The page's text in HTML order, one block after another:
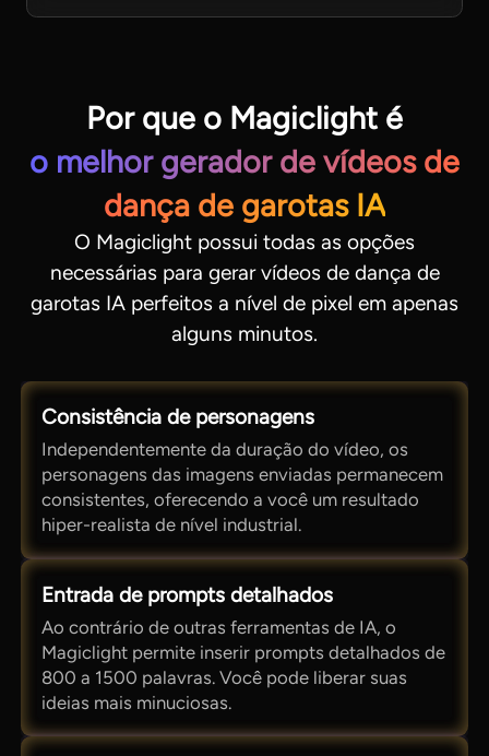
Por que o Magiclight é
o melhor gerador de vídeos de
dança de garotas IA
O Magiclight possui todas as opções
necessárias para gerar vídeos de dança de
garotas IA perfeitos a nível de pixel em apenas
alguns minutos.
Consistência de personagens
Independentemente da duração do vídeo, os
personagens das imagens enviadas permanecem
consistentes, oferecendo a você um resultado
hiper-realista de nível industrial.
Entrada de prompts detalhados
Ao contrário de outras ferramentas de IA, o
Magiclight permite inserir prompts detalhados de
800 a 1500 palavras. Você pode liberar suas
ideias mais minuciosas.